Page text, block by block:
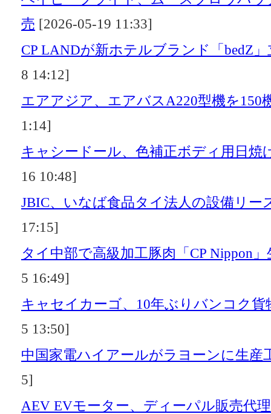
売 [2026-05-19 11:33]
CP LANDが新ホテルブランド「bedZ
8 14:12]
エアアジア、エアバスA220型機を150
1:14]
キャシードール、色補正ボディ用日焼
16 10:48]
JBIC、いなば食品タイ法人の設備リー
17:15]
タイ中部で高級加工豚肉「CP Nippon
5 16:49]
キャセイカーゴ、10年ぶりバンコク貨
5 13:50]
中国家電ハイアールがラヨーンに生産
5]
AEV EVモーター、ディーパル販売代